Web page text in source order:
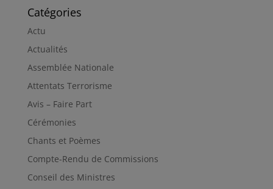
Catégories
Actu
Actualités
Assemblée Nationale
Attentats Terrorisme
Avis – Faire Part
Cérémonies
Chants et Poèmes
Compte-Rendu de Commissions
Conseil des Ministres